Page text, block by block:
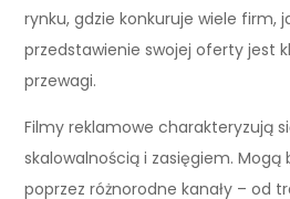
rynku, gdzie konkuruje wiele firm,
przedstawienie swojej oferty jest
przewagi.
Filmy reklamowe charakteryzują
skalowalnością i zasięgiem.
poprzez różnorodne kanały – od